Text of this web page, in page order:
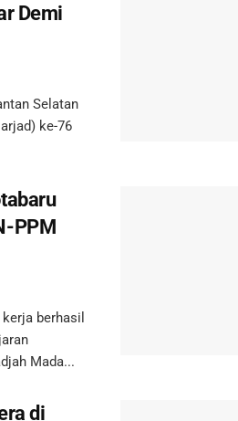
Demi
Selatan
ke-76
PPM
berhasil
Mada...
di